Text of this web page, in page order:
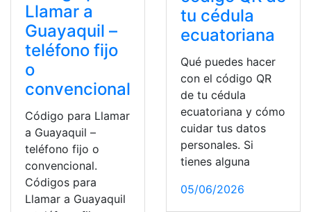
Llamar a
Guayaquil –
teléfono fijo
o
convencional
Código para Llamar
a Guayaquil –
teléfono fijo o
convencional.
Códigos para
Llamar a Guayaquil
tu cédula
ecuatoriana
Qué puedes hacer
con el código QR
de tu cédula
ecuatoriana y cómo
cuidar tus datos
personales. Si
tienes alguna
05/06/2026